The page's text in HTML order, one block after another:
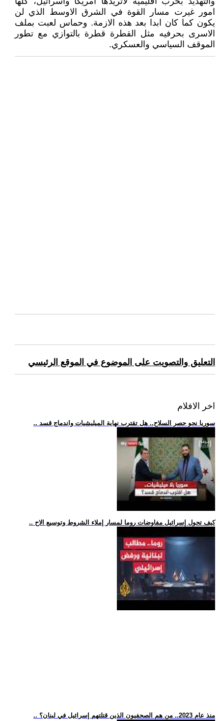
امور غيرت مسار القوة في الشرق الاوسط الذي لن
يكون كما كان ابدا بعد هذه الازمة. وحماس لعبت بملف
الاسرى بحرفيه مثل القطرة قطرة بالتوازي مع تطور
الموقف السياسي والعسكري.
التعليق والتصويت على الموضوع في الموقع الرئيسي
اخر الافلام
.. سوريا نحو حصر السلاح.. هل تقترب نهاية الميليشيات واندماج قسد
.. كيف تحول إسرائيل مفاوضات روما لمسار إملاء الشروط وتوسيع الاح
.. منذ عام 2023.. من هم الصحفيون الذين قتلتهم إسرائيل في لبنان؟